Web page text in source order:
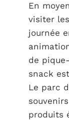
En
visiter
journée
de
snack
Le parc
produits